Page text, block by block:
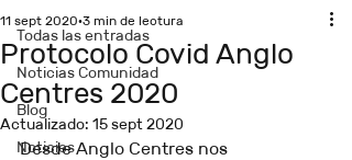
Todas las entradas
Noticias Comunidad
Blog
Noticies
Protocolo Covid Anglo
Centres 2020
11 sept 2020 3 min de lectura
Actualizado: 15 sept 2020
Desde Anglo Centres nos